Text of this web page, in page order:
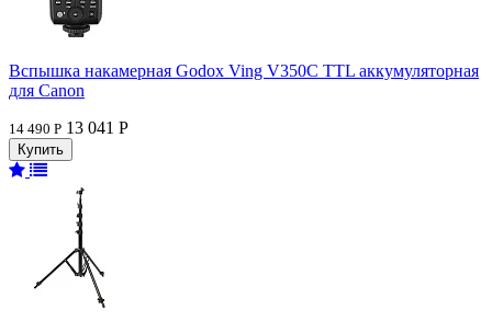
Вспышка накамерная Godox Ving V350C TTL аккумуляторная
для Canon
14 490 Р 13 041 Р